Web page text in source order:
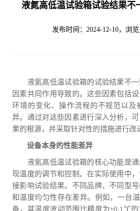
液氮高低温试验箱试验结果不
发布时间：2024-12-10，浏
液氮高低温试验箱的试验结果不一
因素共同作用导致的。这些因素包括
环境的变化、操作流程的不规范以及
异。通过对这些因素进行深入分析，
果的根源，并采取针对性的措施进行改
设备本身的性能差异
液氮高低温试验箱的核心功能是通
现温度的调节和控制。在实际使用中
接影响试验结果。不同品牌、不同型
和温度均匀性存在差异。例如，一台
备，其温度波动范围比精度为±0.1℃